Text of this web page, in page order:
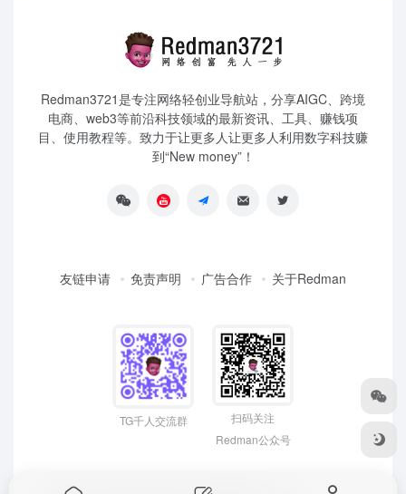
Redman3721是专注网络轻创业导航站，分享AIGC、跨境
电商、web3等前沿科技领域的最新资讯、工具、赚钱项
目、使用教程等。致力于让更多人让更多人利用数字科技赚
到“New money”！
友链申请 免责声明 广告合作 关于Redman
TG千人交流群
扫码关注
Redman公众号